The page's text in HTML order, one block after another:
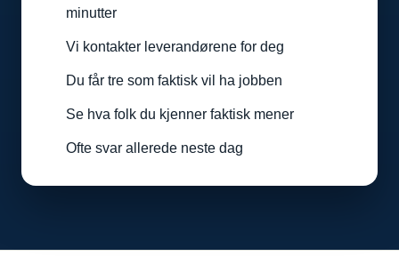
minutter
Vi kontakter leverandørene for deg
Du får tre som faktisk vil ha jobben
Se hva folk du kjenner faktisk mener
Ofte svar allerede neste dag